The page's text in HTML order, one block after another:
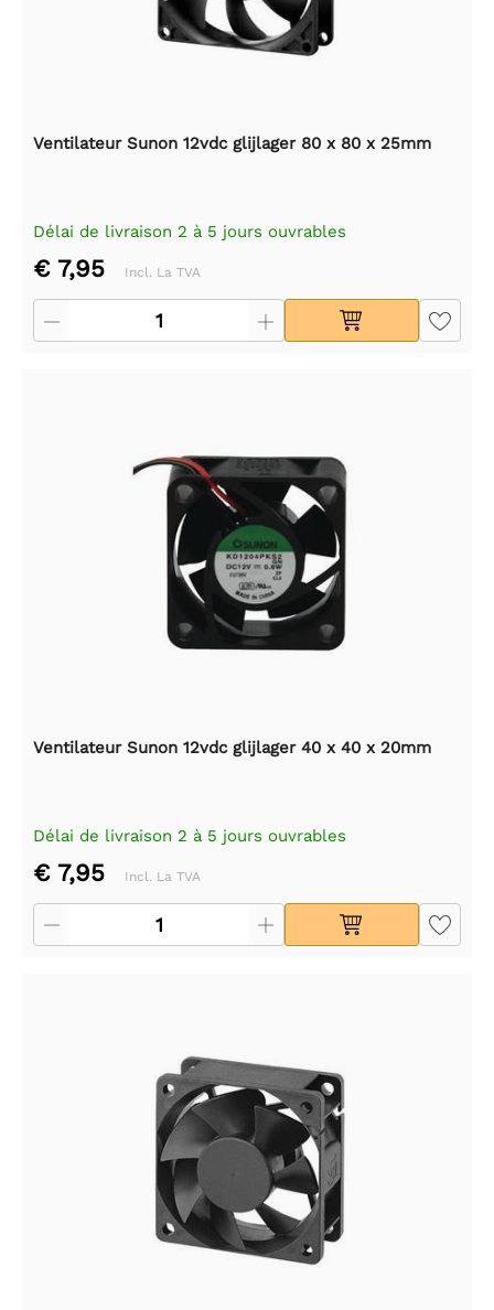
Ventilateur Sunon 12vdc glijlager 80 x 80 x 25mm
Délai de livraison 2 à 5 jours ouvrables
€ 7,95 Incl. La TVA
Ventilateur Sunon 12vdc glijlager 40 x 40 x 20mm
Délai de livraison 2 à 5 jours ouvrables
€ 7,95 Incl. La TVA